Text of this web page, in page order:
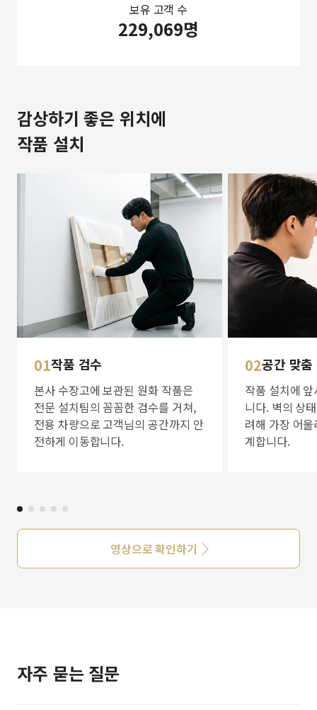
보유 고객 수
229,069명
감상하기 좋은 위치에
작품 설치
01작품 검수
본사 수장고에 보관된 원화 작품은
전문 설치팀의 꼼꼼한 검수를 거쳐,
전용 차량으로 고객님의 공간까지 안
전하게 이동합니다.
02공간 맞
작품 설치에
니다. 벽의 상
려해 가장 어
계합니다.
영상으로 확인하기
자주 묻는 질문